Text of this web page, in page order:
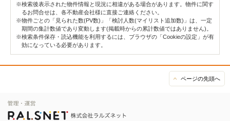
※検索後表示された物件情報と現況に相違がある場合があります。物件に関す
るお問合せは、各不動産会社様に直接ご連絡ください。
※物件ごとの「見られた数(PV数)」「検討人数(マイリスト追加数)」は、一定
期間の集計数値であり変動します(掲載時からの累計数値ではありません)。
※検索条件保存・読込機能を利用するには、ブラウザの「Cookieの設定」が有
効になっている必要があります。
ページの先頭へ